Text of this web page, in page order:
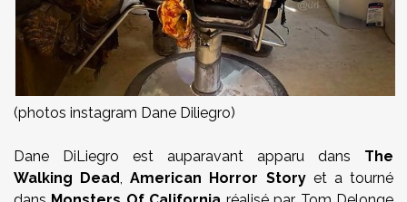
(photos instagram Dane Diliegro)
Dane DiLiegro est auparavant apparu dans The
Walking Dead ,American Horror Storyet a tourné